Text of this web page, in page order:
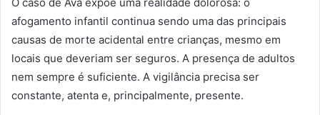
afogamento infantil continua sendo uma das principais
causas de morte acidental entre crianças, mesmo em
locais que deveriam ser seguros. A presença de adultos
nem sempre é suficiente. A vigilância precisa ser
constante, atenta e, principalmente, presente.